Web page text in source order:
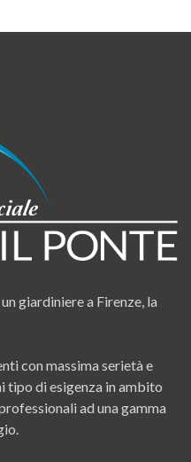
giardiniere a Firenze, la
con massima serietà e
tipo di esigenza in ambito
ad una gamma